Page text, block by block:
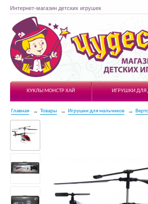
Интернет-магазин детских игрушек
Чудесарик
КУКЛЫ МОНСТР ХАЙ
ИГРУШКИ ДЛЯ
Главная Товары Игрушки для мальчиков